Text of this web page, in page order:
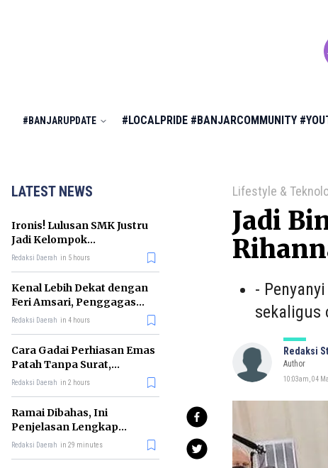
#BANJARUPDATE #LOCALPRIDE #BANJARCOMMUNITY
LATEST NEWS
Ironis! Lulusan SMK Justru
Jadi Kelompok
Pengangguran Terbanyak
Redaksi Daerah in 5 hours
Kenal Lebih Dekat dengan
Feri Amsari, Penggagas
Kabinet Bayangan
Redaksi Daerah in 4 hours
Cara Gadai Perhiasan Emas
Patah Tanpa Surat,
Ternyata Tetap Bisa!
Redaksi Daerah in 2 hours
Ramai Dibahas, Ini
Penjelasan Lengkap
tentang Konsep Kabinet
Redaksi Daerah in 29 minutes
Lifestyle &
Jadi
-
sekaligus
Redaksi
Author
10:03am, 04